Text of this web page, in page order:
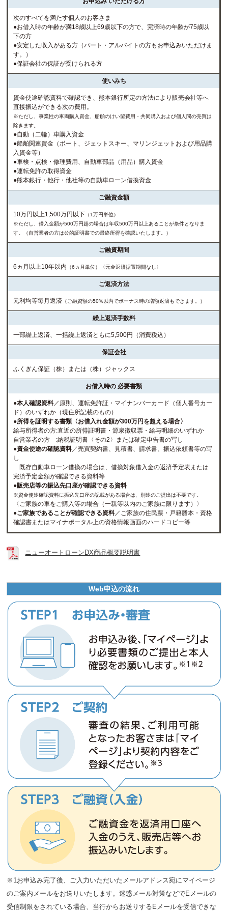
次のすべてを満たす個人のお客さま
●お借入時の年齢が満18歳以上69歳以下の方で、完済時の年齢が75歳以
下の方
●安定した収入がある方（パート・アルバイトの方もお申込みいただけま
す。）
●保証会社の保証が受けられる方
使いみち
資金使途確認資料で確認でき、熊本銀行所定の方法により販売会社等へ
直接振込ができる次の費用。
※ただし、事業性の車両購入資金、船舶のけい留費用・共同購入および個人間の売買は
除きます。
●自動（二輪）車購入資金
●船舶関連資金（ボート、ジェットスキー、マリンジェットおよび用品購
入資金等）
●車検・点検・修理費用、自動車部品（用品）購入資金
●運転免許の取得資金
●熊本銀行・他行・他社等の自動車ローン借換資金
ご融資金額
10万円以上1,500万円以下 （1万円単位）
※ただし、借入金額が500万円超の場合は年収500万円以上あることが条件となりま
す。（自営業者の方は公的証明書での最終所得を確認いたします。）
ご融資期間
6ヵ月以上10年以内 （6ヵ月単位）〈元金返済据置期間なし〉
ご返済方法
元利均等毎月返済 （ご融資額の50%以内でボーナス時の増額返済もできます。）
繰上返済手数料
一部繰上返済、一括繰上返済ともに5,500円（消費税込）
保証会社
ふくぎん保証（株）または（株）ジャックス
お借入時の 必要書類
●本人確認資料 ／原則、運転免許証・マイナンバーカード（個人番号カー
ド）のいずれか（現住所記載のもの）
●所得を証明する書類〈お借入れ金額が300万円を超える場合〉
給与所得者の方:直近の所得証明書・源泉徴収票・給与明細のいずれか
自営業者の方 :納税証明書〈その2〉または確定申告書の写し
●資金使途の確認資料 ／売買契約書、見積書、請求書、振込依頼書等の写
し
既存自動車ローン借換の場合は、借換対象借入金の返済予定表または
完済予定金額が確認できる資料等
●販売店等の振込先口座が確認できる資料
※資金使途確認資料に振込先口座の記載がある場合は、別途のご提出は不要です。
〈ご家族の車をご購入等の場合（一親等以内のご家族に限ります）〉
●ご家族であることが確認できる資料 ／ご家族の住民票・戸籍謄本・資格
確認書またはマイナポータル上の資格情報画面のハードコピー等
ニューオートローンDX商品概要説明書
Web申込の流れ
※1お申込み完了後、ご入力いただいたメールアドレス宛にマイページ
のご案内メールをお送りいたします。迷惑メール対策などでEメールの
受信制限をされている場合、当行からお送りするEメールを受信できな